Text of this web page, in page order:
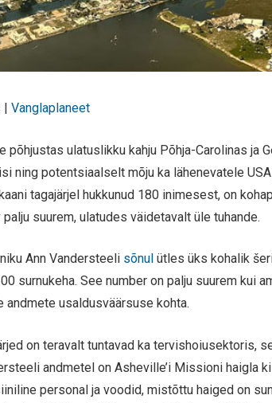
|Vanglaplaneet
põhjustas ulatuslikku kahju Põhja-Carolinas ja
ning potentsiaalselt mõju ka lähenevatele
tagajärjel hukkunud 180 inimesest, on
palju suurem, ulatudes väidetavalt üle tuhande.
Ann Vandersteeli sõnulütles üks kohalik
surnukeha. See number on palju suurem kui
andmete usaldusväärsuse kohta.
on teravalt tuntavad ka tervishoiusektoris,
andmetel on Asheville’i Missioni haigla
personal ja voodid, mistõttu haiged on